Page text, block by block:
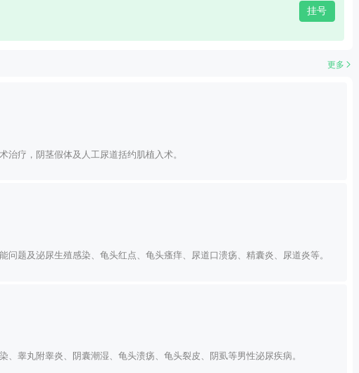
挂号
更多
疗，阴茎假体及人工尿道括约肌植入术。
题及泌尿生殖感染、龟头红点、龟头瘙痒、尿道口溃疡、精囊炎、尿道炎等。
睾丸附睾炎、阴囊潮湿、龟头溃疡、龟头裂皮、阴虱等男性泌尿疾病。